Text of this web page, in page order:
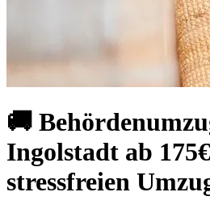
🚚
Ingolstadt ab
stressfreien